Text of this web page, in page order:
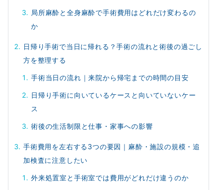
局所麻酔と全身麻酔で手術費用はどれだけ変わるの
か
日帰り手術で当日に帰れる？手術の流れと術後の過ごし
方を整理する
手術当日の流れ｜来院から帰宅までの時間の目安
日帰り手術に向いているケースと向いていないケー
ス
術後の生活制限と仕事・家事への影響
手術費用を左右する3つの要因｜麻酔・施設の規模・追
加検査に注意したい
外来処置室と手術室では費用がどれだけ違うのか